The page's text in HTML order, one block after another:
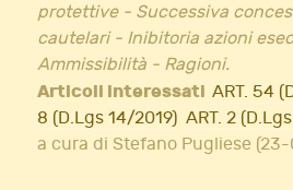
protettive - Successiva
cautelari - Inibitoria azioni
Ammissibilità - Ragioni.
Articoli interessati ART. 54
8 (D.Lgs 14/2019) ART. 2
a cura di Stefano Pugliese